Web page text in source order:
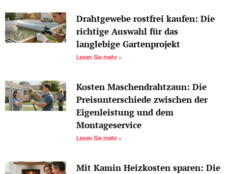
Drahtgewebe rostfrei kaufen: Die
richtige Auswahl für das
langlebige Gartenprojekt
Lesen Sie mehr »
Kosten Maschendrahtzaun: Die
Preisunterschiede zwischen der
Eigenleistung und dem
Montageservice
Lesen Sie mehr »
Mit Kamin Heizkosten sparen: Die